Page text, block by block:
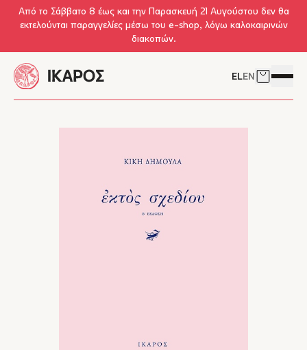
Skip to main content
Από το Σάββατο 8 έως και την Παρασκευή 21 Αυγούστου δεν θα
εκτελούνται παραγγελίες μέσω του e-shop, λόγω καλοκαιρινών
διακοπών.
ELEN Δείτε το